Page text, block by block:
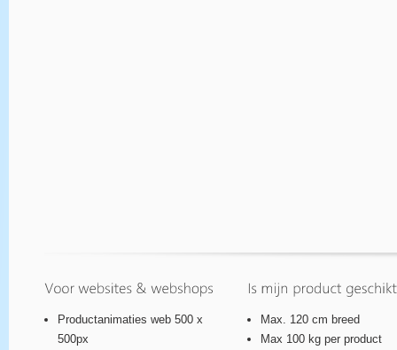
Productanimaties web 500 x
500px
Max. 120 cm breed
Max 100 kg per product